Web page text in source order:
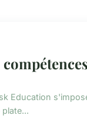
Education